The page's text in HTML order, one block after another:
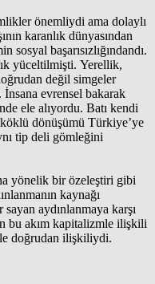
önemliydi ama dolaylı
karanlık dünyasından
sosyal başarısızlığındandı.
yüceltilmişti. Yerellik,
değil simgeler
evrensel bakarak
ele alıyordu. Batı kendi
köklü dönüşümü Türkiye’ye
tip deli gömleğini
yönelik bir özeleştiri gibi
kaynağı
aydınlanmaya karşı
bu akım kapitalizmle ilişkili
doğrudan ilişkiliydi.